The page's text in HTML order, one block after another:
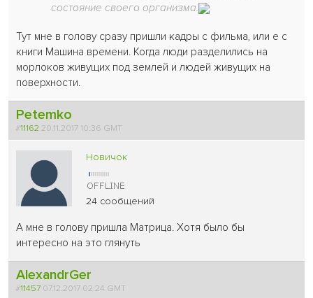
состояние своего организма.
Тут мне в голову сразу пришли кадры с фильма, или е с
книги Машина времени. Когда люди разделились на
морлоков живущих под землей и людей живущих на
поверхности.
Petemko
#11162 20.11.2017 10:36 GMT
Новичок
24 сообщений
А мне в голову пришла Матрица. Хотя было бы
интересно на это глянуть
AlexandrGer
#11457 07.12.2017 02:24 GMT